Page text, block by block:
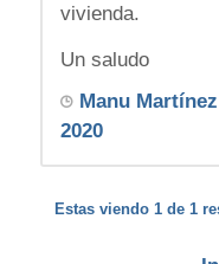
vivienda.
Un saludo
Manu Martínez
2020
Estas viendo 1 de 1